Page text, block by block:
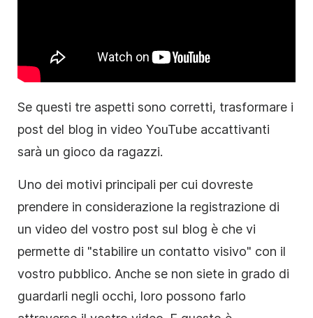
Se questi tre aspetti sono corretti, trasformare i
post del blog in video YouTube accattivanti
sarà un gioco da ragazzi.
Uno dei motivi principali per cui dovreste
prendere in considerazione la registrazione di
un video del vostro post sul blog è che vi
permette di "stabilire un contatto visivo" con il
vostro pubblico. Anche se non siete in grado di
guardarli negli occhi, loro possono farlo